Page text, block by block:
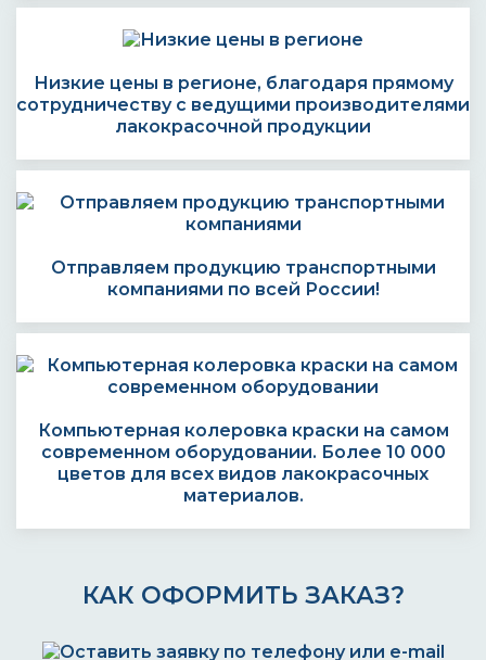
Низкие цены в регионе, благодаря прямому
сотрудничеству с ведущими производителями
лакокрасочной продукции
Отправляем продукцию транспортными
компаниями по всей России!
Компьютерная колеровка краски на самом
современном оборудовании. Более 10 000
цветов для всех видов лакокрасочных
материалов.
КАК ОФОРМИТЬ ЗАКАЗ?